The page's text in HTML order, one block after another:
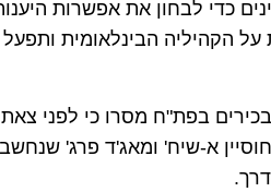
כדי לבחון את אפשרות
הקהיליה הבינלאומית ותפעל
בכירים בפת"ח מסרו כי לפני
א-שיח' ומאג'ד פרג'